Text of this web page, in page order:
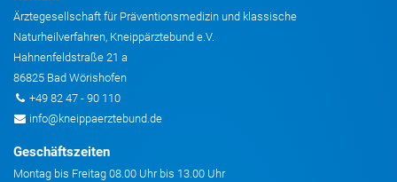
Ärztegesellschaft für Präventionsmedizin und klassische
Naturheilverfahren, Kneippärztebund e.V.
Hahnenfeldstraße 21 a
86825 Bad Wörishofen
+49 82 47 - 90 110
info@kneippaerztebund.de
Geschäftszeiten
Montag bis Freitag 08.00 Uhr bis 13.00 Uhr